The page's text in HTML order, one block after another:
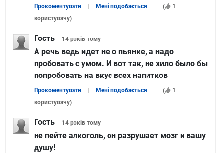
Прокоментувати Мені подобається (
1
користувачу)
Гость 14 років тому
А речь ведь идет не о пьянке, а надо
пробовать с умом. И вот так, не хило было бы
попробовать на вкус всех напитков
Прокоментувати Мені подобається (
1
користувачу)
Гость 14 років тому
не пейте алкоголь, он разрушает мозг и вашу
душу!